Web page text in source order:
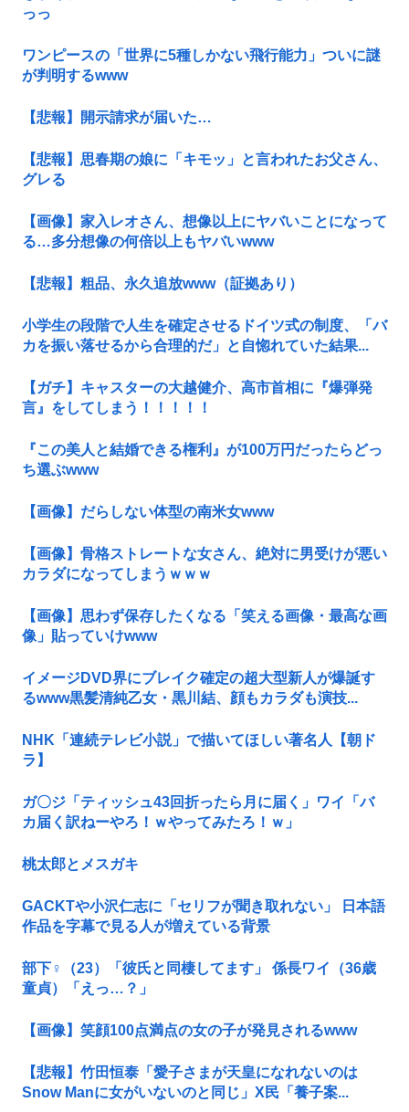
っっ
ワンピースの「世界に5種しかない飛行能力」ついに謎
が判明するwww
【悲報】開示請求が届いた…
【悲報】思春期の娘に「キモッ」と言われたお父さん、
グレる
【画像】家入レオさん、想像以上にヤバいことになって
る…多分想像の何倍以上もヤバいwww
【悲報】粗品、永久追放www（証拠あり）
小学生の段階で人生を確定させるドイツ式の制度、「バ
カを振い落せるから合理的だ」と自惚れていた結果...
【ガチ】キャスターの大越健介、高市首相に『爆弾発
言』をしてしまう！！！！！
『この美人と結婚できる権利』が100万円だったらどっ
ち選ぶwww
【画像】だらしない体型の南米女www
【画像】骨格ストレートな女さん、絶対に男受けが悪い
カラダになってしまうｗｗｗ
【画像】思わず保存したくなる「笑える画像・最高な画
像」貼っていけwww
イメージDVD界にブレイク確定の超大型新人が爆誕す
るwww黒髪清純乙女・黒川結、顔もカラダも演技...
NHK「連続テレビ小説」で描いてほしい著名人【朝ド
ラ】
ガ〇ジ「ティッシュ43回折ったら月に届く」ワイ「バ
カ届く訳ねーやろ！ｗやってみたろ！ｗ」
桃太郎とメスガキ
GACKTや小沢仁志に「セリフが聞き取れない」 日本語
作品を字幕で見る人が増えている背景
部下♀（23）「彼氏と同棲してます」 係長ワイ（36歳
童貞）「えっ…？」
【画像】笑顔100点満点の女の子が発見されるwww
【悲報】竹田恒泰「愛子さまが天皇になれないのは
Snow Manに女がいないのと同じ」X民「養子案...